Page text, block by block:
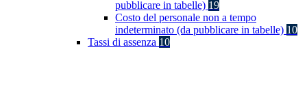
pubblicare in tabelle) 19
Costo del personale non a tempo
indeterminato (da pubblicare in tabelle) 10
Tassi di assenza 10